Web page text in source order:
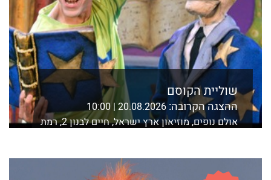
שוליית הקוסם
ההצגה הקרובה:20.08.2026 | 10:00
אולם נופים, מוזיאון ארץ ישראל, חיים לבנון 2, רמת